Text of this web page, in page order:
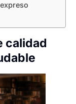
calidad